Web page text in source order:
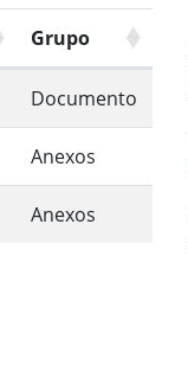
Grupo
Documento
Anexos
Anexos